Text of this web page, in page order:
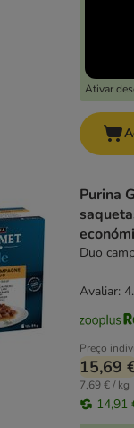
Ativar
Purina
Duo
Preço
15,69
7,69 € / kg
14,91
Avaliar: